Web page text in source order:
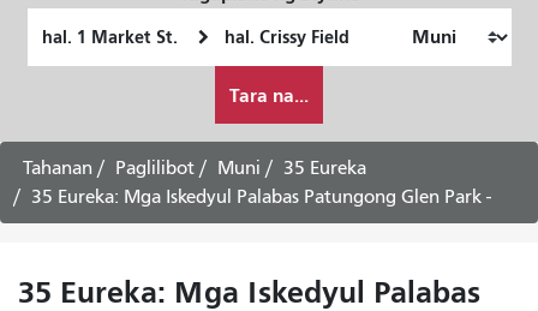
ko
gustong
maglakbay
Tara na...
Tahanan Paglilibot Muni
35 Eureka
35 Eureka: Mga Iskedyul Palabas Patungong Glen Park -
35 Eureka: Mga Iskedyul Palabas